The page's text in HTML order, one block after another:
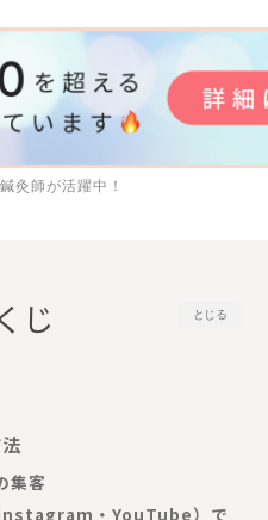
灸師が活躍中！
とじる
じ
集客
・YouTube）で